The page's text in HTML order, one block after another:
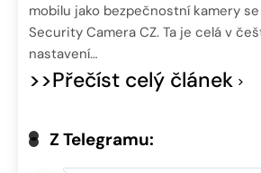
mobilu jako bezpečnostní kamery
Security Camera CZ. Ta je celá v
nastavení…
>>Přečíst celý článek
Z Telegramu: